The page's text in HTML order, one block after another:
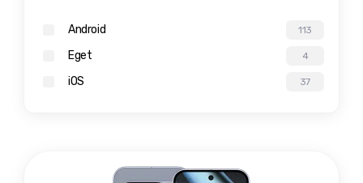
Android 113
Eget 4
iOS 37